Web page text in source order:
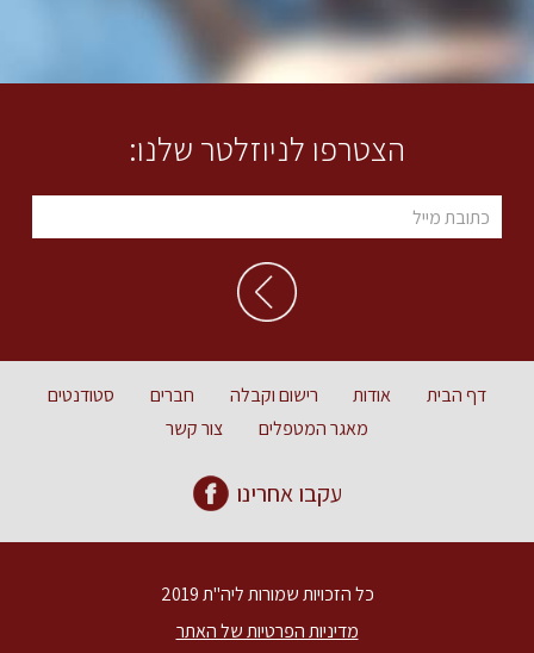
הצטרפו לניוזלטר שלנו:
דף הבית אודות רישום וקבלה חברים
סטודנטים
מאגר המטפלים
צור קשר
עקבו אחרינו
כל הזכויות שמורות ליה"ת 2019
מדיניות הפרטיות של האתר